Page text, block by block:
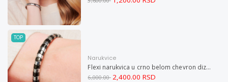
TOP
Narukvice
Flexi narukvica u crno belom chevron dizajnu M
6,000.00 2,400.00 RSD